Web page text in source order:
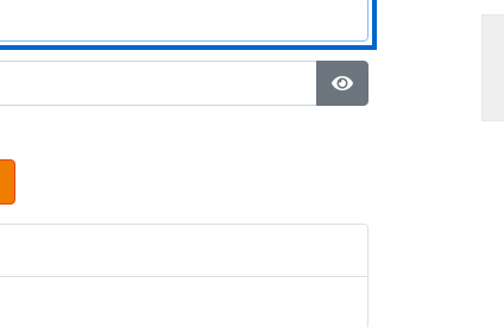
Mostra password